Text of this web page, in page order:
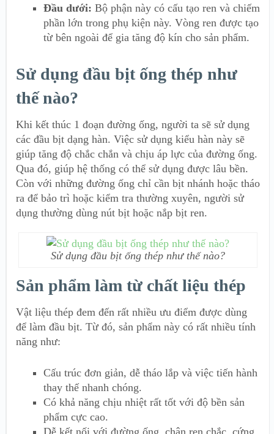
Đầu dưới: Bộ phận này có cấu tạo ren và chiếm
phần lớn trong phụ kiện này. Vòng ren được tạo
từ bên ngoài để gia tăng độ kín cho sản phẩm.
Sử dụng đầu bịt ống thép như
thế nào?
Khi kết thúc 1 đoạn đường ống, người ta sẽ sử dụng
các đầu bịt dạng hàn. Việc sử dụng kiểu hàn này sẽ
giúp tăng độ chắc chắn và chịu áp lực của đường ống.
Qua đó, giúp hệ thống có thể sử dụng được lâu bền.
Còn với những đường ống chỉ cần bịt nhánh hoặc tháo
ra để bảo trì hoặc kiểm tra thường xuyên, người sử
dụng thường dùng nút bịt hoặc nắp bịt ren.
Sử dụng đầu bịt ống thép như thế nào?
Sản phẩm làm từ chất liệu thép
Vật liệu thép đem đến rất nhiều ưu điểm được dùng
để làm đầu bịt. Từ đó, sản phẩm này có rất nhiều tính
năng như:
Cấu trúc đơn giản, dễ tháo lắp và việc tiến hành
thay thế nhanh chóng.
Có khả năng chịu nhiệt rất tốt với độ bền sản
phẩm cực cao.